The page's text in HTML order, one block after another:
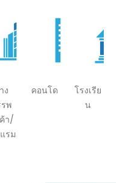
ง
พ
า/
รม
คอนโด
โรงเรีย
น